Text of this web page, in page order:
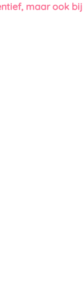
maar ook